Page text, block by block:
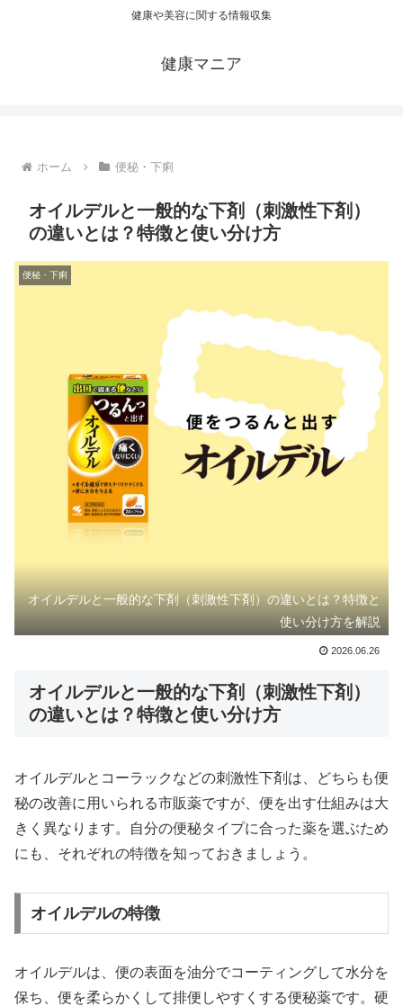
健康や美容に関する情報収集
健康マニア
ホーム 便秘・下痢
オイルデルと一般的な下剤（刺激性下剤）
の違いとは？特徴と使い分け方
便秘・下痢
オイルデルと一般的な下剤（刺激性下剤）の違いとは？特徴と
使い分け方を解説
2026.06.26
オイルデルと一般的な下剤（刺激性下剤）
の違いとは？特徴と使い分け方
オイルデルとコーラックなどの刺激性下剤は、どちらも便
秘の改善に用いられる市販薬ですが、便を出す仕組みは大
きく異なります。自分の便秘タイプに合った薬を選ぶため
にも、それぞれの特徴を知っておきましょう。
オイルデルの特徴
オイルデルは、便の表面を油分でコーティングして水分を
保ち、便を柔らかくして排便しやすくする便秘薬です。硬